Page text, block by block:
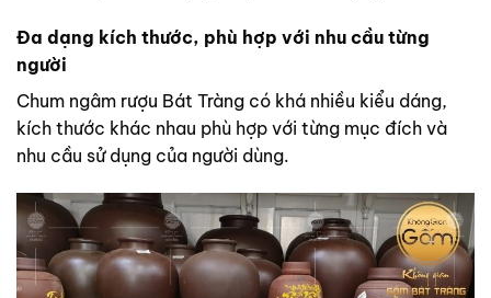
Đa dạng kích thước, phù hợp với nhu cầu từng
người
Chum ngâm rượu Bát Tràng có khá nhiều kiểu dáng,
kích thước khác nhau phù hợp với từng mục đích và
nhu cầu sử dụng của người dùng.